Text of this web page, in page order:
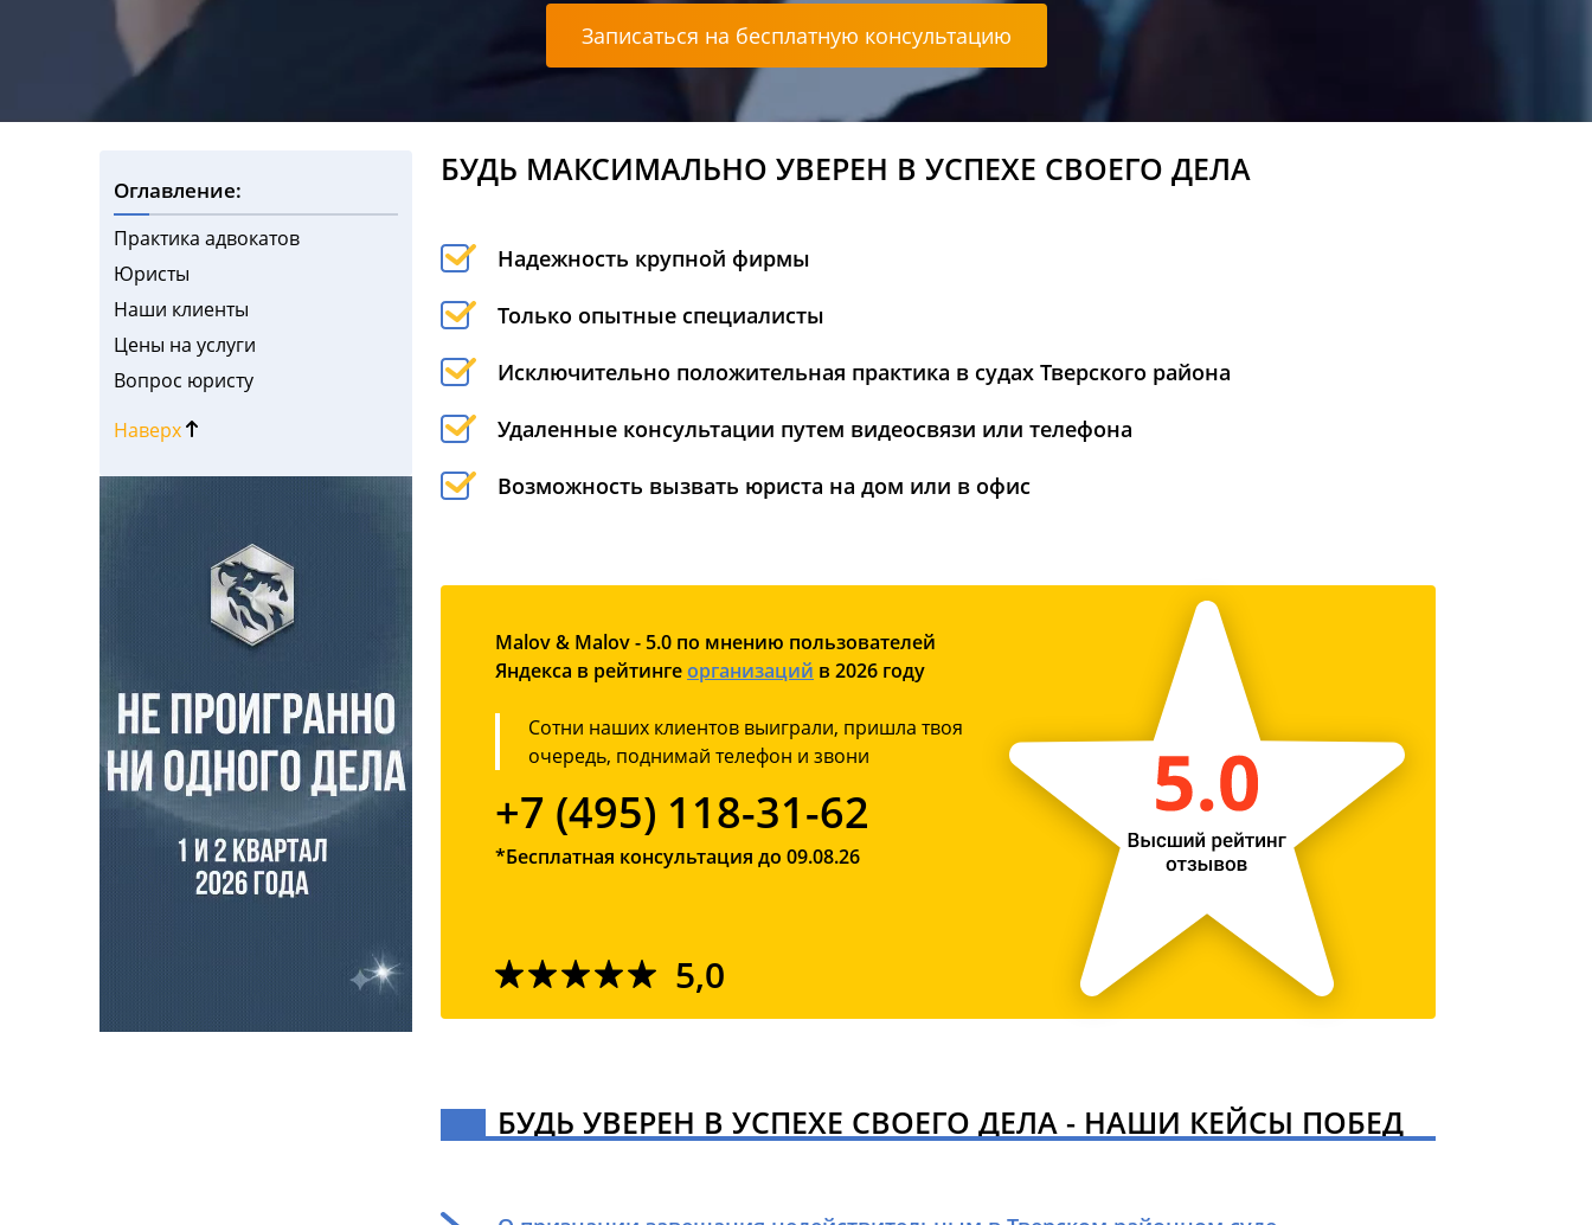
Записаться на бесплатную консультацию
Оглавление:
Практика адвокатов
Юристы
Наши клиенты
Цены на услуги
Вопрос юристу
Наверх
БУДЬ МАКСИМАЛЬНО УВЕРЕН В УСПЕХЕ СВОЕГО ДЕЛА
Надежность крупной фирмы
Только опытные специалисты
Исключительно положительная практика в судах Тверского района
Удаленные консультации путем видеосвязи или телефона
Возможность вызвать юриста на дом или в офис
Malov & Malov - 5.0 по мнению пользователей
Яндекса в рейтингеорганизаций в 2026 году
Сотни наших клиентов выиграли, пришла твоя
очередь, поднимай телефон и звони
+7 (495) 118-31-62
*Бесплатная консультация до 09.08.26
5,0
БУДЬ УВЕРЕН В УСПЕХЕ СВОЕГО ДЕЛА - НАШИ КЕЙСЫ ПОБЕД